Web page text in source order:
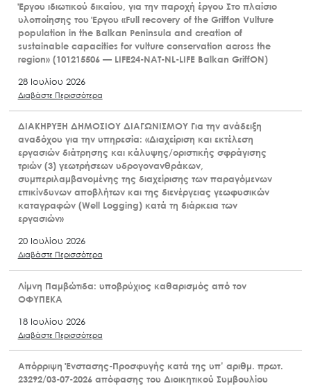
Έργου ιδιωτικού δικαίου, για την παροχή έργου Στο πλαίσιο
υλοποίησης του Έργου «Full recovery of the Griffon Vulture
population in the Balkan Peninsula and creation of
sustainable capacities for vulture conservation across the
region» (101215506 — LIFE24-NAT-NL-LIFE Balkan GriffON)
28 Ιουλίου 2026
Διαβάστε Περισσότερα
ΔΙΑΚΗΡΥΞΗ ΔΗΜΟΣΙΟΥ ΔΙΑΓΩΝΙΣΜΟΥ Για την ανάδειξη
αναδόχου για την υπηρεσία: «Διαχείριση και εκτέλεση
εργασιών διάτρησης και κάλυψης/οριστικής σφράγισης
τριών (3) γεωτρήσεων υδρογονανθράκων,
συμπεριλαμβανομένης της διαχείρισης των παραγόμενων
επικίνδυνων αποβλήτων και της διενέργειας γεωφυσικών
καταγραφών (Well Logging) κατά τη διάρκεια των
εργασιών»
20 Ιουλίου 2026
Διαβάστε Περισσότερα
Λίμνη Παμβώτιδα: υποβρύχιος καθαρισμός από τον
ΟΦΥΠΕΚΑ
18 Ιουλίου 2026
Διαβάστε Περισσότερα
Απόρριψη Ένστασης-Προσφυγής κατά της υπ’ αριθμ. πρωτ.
23292/03-07-2026 απόφασης του Διοικητικού Συμβουλίου